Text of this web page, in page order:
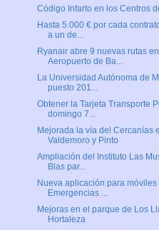
Código Infarto en los Centros
Hasta 5.000 € por cada
a un de...
Ryanair abre 9 nuevas rutas en
Aeropuerto de Ba...
La Universidad Autónoma de
puesto 201...
Obtener la Tarjeta Transporte
domingo 7...
Mejorada la vía del Cercanías
Valdemoro y Pinto
Ampliación del Instituto Las
Blas par...
Nueva aplicación para móviles
Emergencias ...
Mejoras en el parque de Los
Hortaleza